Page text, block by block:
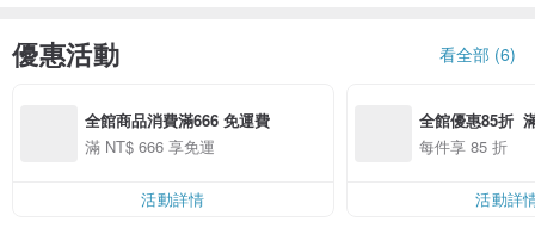
優惠活動 看全部 (6)
全館商品消費滿666 免運費
滿 NT$ 666 享免運
活動詳情
全館優惠85折
每件享 85 折
活動詳